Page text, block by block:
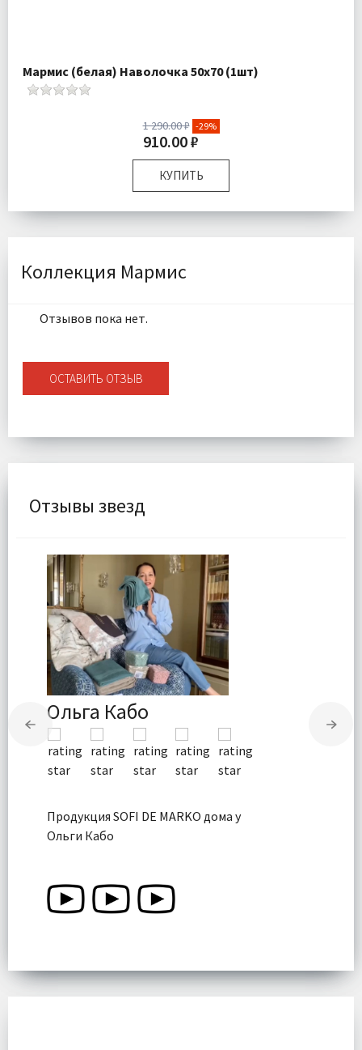
Мармис (белая) Наволочка 50х70 (1шт)
1 290.00 ₽ -29%
910.00 ₽
КУПИТЬ
Размер:
50х70 см
Доставка:
Коллекция Мармис
Отзывов пока нет.
ОСТАВИТЬ ОТЗЫВ
Отзывы звезд
Ольга Кабо
Продукция SOFI DE MARKO дома у
Ольги Кабо